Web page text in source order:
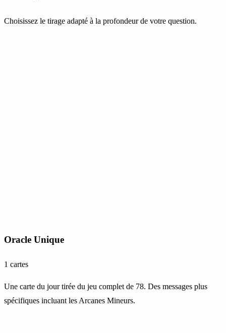
Choisissez le tirage adapté à la profondeur de votre question.
Oracle Unique
1 cartes
Une carte du jour tirée du jeu complet de 78. Des messages plus
spécifiques incluant les Arcanes Mineurs.